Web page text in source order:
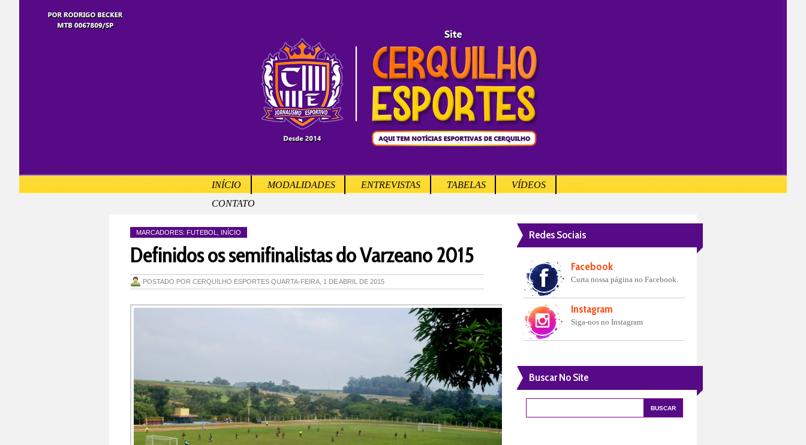
INÍCIO MODALIDADES ENTREVISTAS TABELAS
VÍDEOS
CONTATO
MARCADORES: FUTEBOL INÍCIO
Definidos os semifinalistas do Varzeano 2015
POSTADO POR CERQUILHO ESPORTES QUARTA-FEIRA, 1 DE ABRIL DE 2015
Redes Sociais
Facebook
Curta nossa página no Facebook.
Instagram
Siga-nos no Instagram
Buscar No Site